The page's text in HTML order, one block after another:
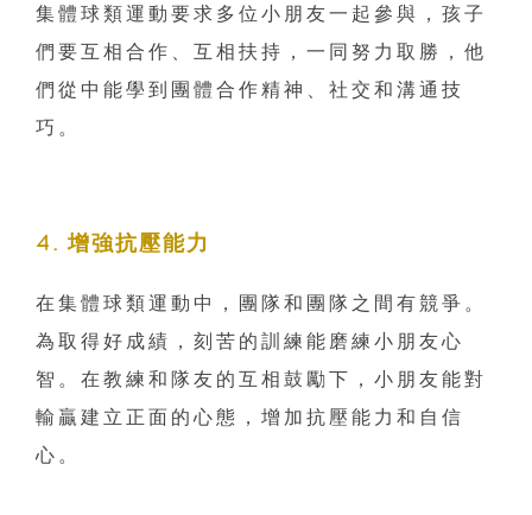
集體球類運動要求多位小朋友一起參與，孩子
們要互相合作、互相扶持，一同努力取勝，他
們從中能學到團體合作精神、社交和溝通技
巧。
4. 增強抗壓能力
在集體球類運動中，團隊和團隊之間有競爭。
為取得好成績，刻苦的訓練能磨練小朋友心
智。在教練和隊友的互相鼓勵下，小朋友能對
輸贏建立正面的心態，增加抗壓能力和自信
心。